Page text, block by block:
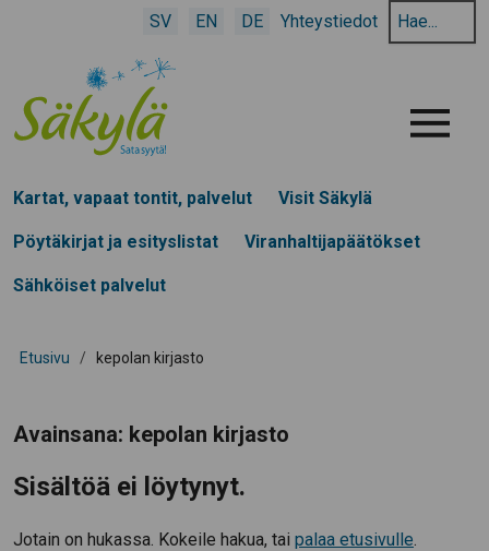
SV EN DE Yhteystiedot
Hae
hakusanalla:
Menu
Kartat, vapaat tontit, palvelut Visit Säkylä
Pöytäkirjat ja esityslistat Viranhaltijapäätökset
Sähköiset palvelut
Etusivu / kepolan kirjasto
Avainsana: kepolan kirjasto
Sisältöä ei löytynyt.
Jotain on hukassa. Kokeile hakua, tai palaa etusivulle